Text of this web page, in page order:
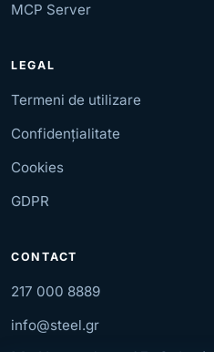
MCP Server
LEGAL
Termeni de utilizare
Confidențialitate
Cookies
GDPR
CONTACT
217 000 8889
info@steel.gr